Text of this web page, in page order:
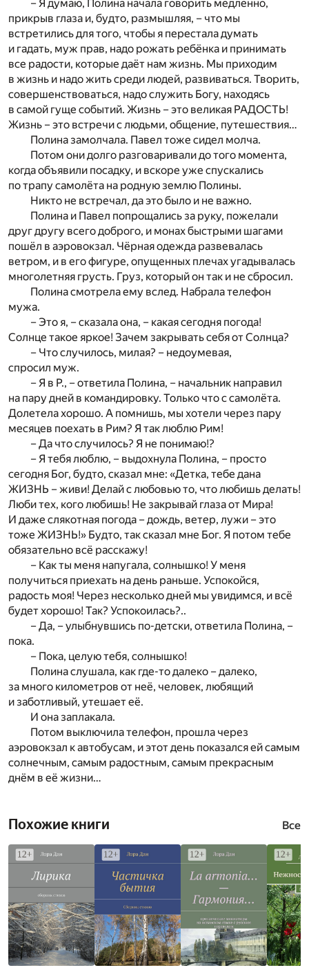
– Я думаю, Полина начала говорить медленно,
прикрыв глаза и, будто, размышляя, – что мы
встретились для того, чтобы я перестала думать
и гадать, муж прав, надо рожать ребёнка и принимать
все радости, которые даёт нам жизнь. Мы приходим
в жизнь и надо жить среди людей, развиваться. Творить,
совершенствоваться, надо служить Богу, находясь
в самой гуще событий. Жизнь – это великая РАДОСТЬ!
Жизнь – это встречи с людьми, общение, путешествия…
Полина замолчала. Павел тоже сидел молча.
Потом они долго разговаривали до того момента,
когда объявили посадку, и вскоре уже спускались
по трапу самолёта на родную землю Полины.
Никто не встречал, да это было и не важно.
Полина и Павел попрощались за руку, пожелали
друг другу всего доброго, и монах быстрыми шагами
пошёл в аэровокзал. Чёрная одежда развевалась
ветром, и в его фигуре, опущенных плечах угадывалась
многолетняя грусть. Груз, который он так и не сбросил.
Полина смотрела ему вслед. Набрала телефон
мужа.
– Это я, – сказала она, – какая сегодня погода!
Солнце такое яркое! Зачем закрывать себя от Солнца?
– Что случилось, милая? – недоумевая,
спросил муж.
– Я в Р., – ответила Полина, – начальник направил
на пару дней в командировку. Только что с самолёта.
Долетела хорошо. А помнишь, мы хотели через пару
месяцев поехать в Рим? Я так люблю Рим!
– Да что случилось? Я не понимаю!?
– Я тебя люблю, – выдохнула Полина, – просто
сегодня Бог, будто, сказал мне: «Детка, тебе дана
ЖИЗНЬ – живи! Делай с любовью то, что любишь делать!
Люби тех, кого любишь! Не закрывай глаза от Мира!
И даже слякотная погода – дождь, ветер, лужи – это
тоже ЖИЗНЬ!» Будто, так сказал мне Бог. Я потом тебе
обязательно всё расскажу!
– Как ты меня напугала, солнышко! У меня
получиться приехать на день раньше. Успокойся,
радость моя! Через несколько дней мы увидимся, и всё
будет хорошо! Так? Успокоилась?..
– Да, – улыбнувшись по-детски, ответила Полина, –
пока.
– Пока, целую тебя, солнышко!
Полина слушала, как где-то далеко – далеко,
за много километров от неё, человек, любящий
и заботливый, утешает её.
И она заплакала.
Потом выключила телефон, прошла через
аэровокзал к автобусам, и этот день показался ей самым
солнечным, самым радостным, самым прекрасным
днём в её жизни…
Похожие книги Все